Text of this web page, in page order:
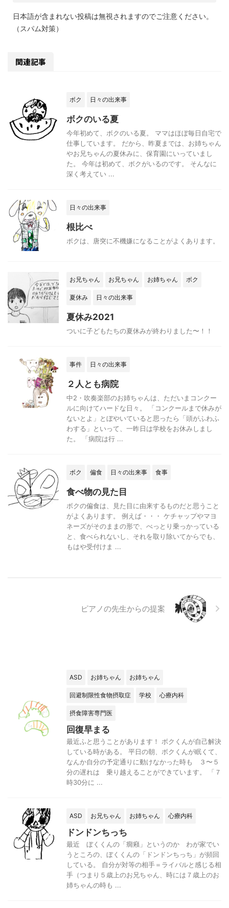
日本語が含まれない投稿は無視されますのでご注意ください。
（スパム対策）
関連記事
ボク 日々の出来事
ボクのいる夏
今年初めて、ボクのいる夏。 ママはほぼ毎日自宅で
仕事しています。 だから、昨夏までは、お姉ちゃん
やお兄ちゃんの夏休みに、保育園にいっていまし
た。 今年は初めて、ボクがいるのです。 そんなに
深く考えてい ...
日々の出来事
根比べ
ボクは、唐突に不機嫌になることがよくあります。
お兄ちゃん お兄ちゃん お姉ちゃん ボク
夏休み 日々の出来事
夏休み2021
ついに子どもたちの夏休みが終わりました〜！！
事件 日々の出来事
２人とも病院
中2・吹奏楽部のお姉ちゃんは、ただいまコンクー
ルに向けてハードな日々。 「コンクールまで休みが
ないとよ」とぼやいていると思ったら「頭がふわふ
わする」といって、一昨日は学校をお休みしまし
た。 「病院は行 ...
ボク 偏食 日々の出来事 食事
食べ物の見た目
ボクの偏食は、見た目に由来するものだと思うこと
がよくあります。 例えば・・・ ケチャップやマヨ
ネーズがそのままの形で、べっとり乗っかっている
と、食べられないし、それを取り除いてからでも、
もはや受付けま ...
ピアノの先生からの提案
ASD お姉ちゃん お姉ちゃん
回避制限性食物摂取症 学校 心療内科
摂食障害専門医
回復早まる
最近ふと思うことがあります！ ボクくんが自己解決
している時がある。 平日の朝、ボクくんが眠くて、
なんか自分の予定通りに動けなかった時も ３〜５
分の遅れは 乗り越えることができています。 「７
時30分に ...
ASD お兄ちゃん お姉ちゃん 心療内科
ドンドンちっち
最近 ぼくくんの「癇癪」というのか わが家でい
うところの、ぼくくんの「ドンドンちっち」が頻回
している。 自分が対等の相手＝ライバルと感じる相
手（つまり５歳上のお兄ちゃん、時には７歳上のお
姉ちゃんの時も ...